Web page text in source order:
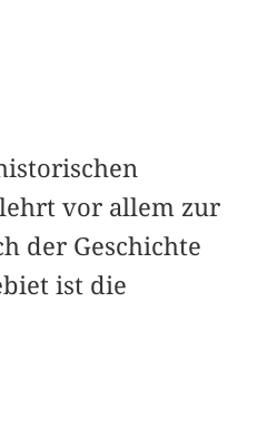
vor allem zur
der Geschichte
ist die